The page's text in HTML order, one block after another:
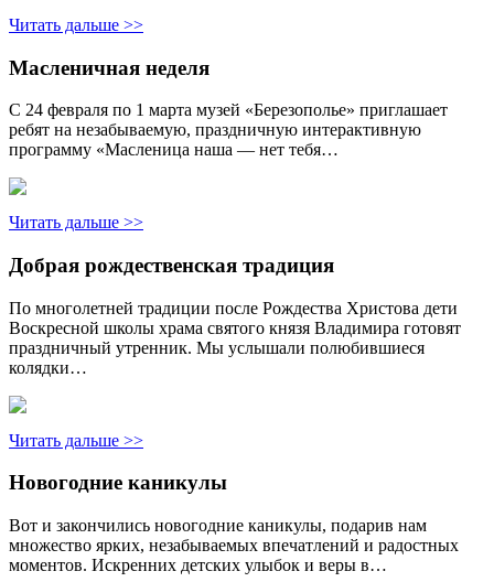
Читать дальше >>
Масленичная неделя
С 24 февраля по 1 марта музей «Березополье» приглашает
ребят на незабываемую, праздничную интерактивную
программу «Масленица наша — нет тебя…
Читать дальше >>
Добрая рождественская традиция
По многолетней традиции после Рождества Христова дети
Воскресной школы храма святого князя Владимира готовят
праздничный утренник. Мы услышали полюбившиеся
колядки…
Читать дальше >>
Новогодние каникулы
Вот и закончились новогодние каникулы, подарив нам
множество ярких, незабываемых впечатлений и радостных
моментов. Искренних детских улыбок и веры в…